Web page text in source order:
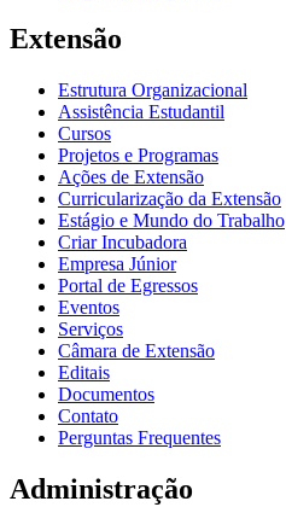
Extensão
Estrutura Organizacional
Assistência Estudantil
Cursos
Projetos e Programas
Ações de Extensão
Curricularização da Extensão
Estágio e Mundo do Trabalho
Criar Incubadora
Empresa Júnior
Portal de Egressos
Eventos
Serviços
Câmara de Extensão
Editais
Documentos
Contato
Perguntas Frequentes
Administração